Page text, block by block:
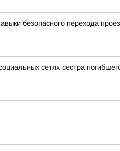
безопасного перехода
сетях сестра